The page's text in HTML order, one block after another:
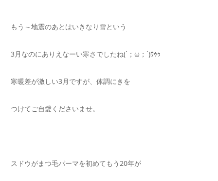
もう～地震のあとはいきなり雪という
3月なのにありえなーい寒さでしたね(´；ω；`)ｳｩｩ
寒暖差が激しい3月ですが、体調にきを
つけてご自愛くださいませ。
スドウがまつ毛パーマを初めてもう20年が